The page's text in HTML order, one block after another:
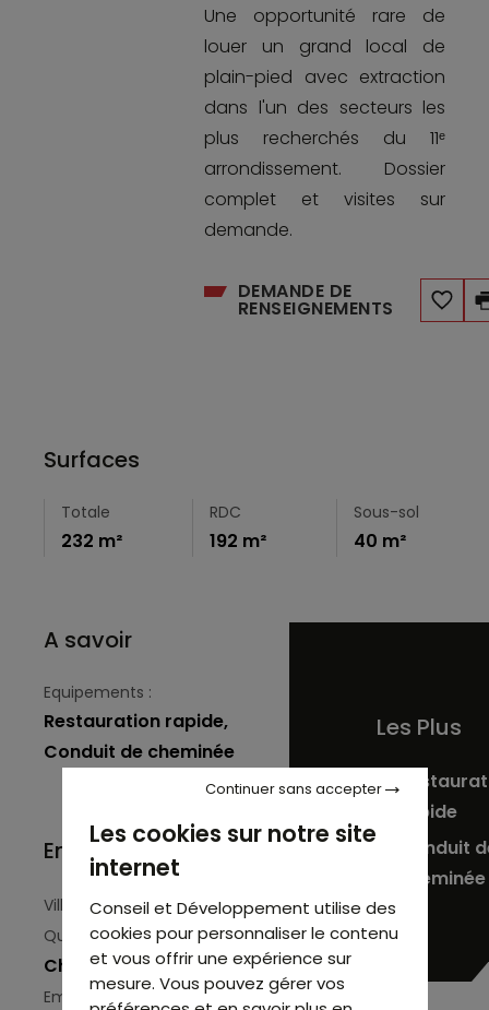
Une opportunité rare de
louer un grand local de
plain-pied avec extraction
dans l'un des secteurs les
plus recherchés du 11ᵉ
arrondissement. Dossier
complet et visites sur
demande.
DEMANDE DE
RENSEIGNEMENTS
Surfaces
Totale
232 m²
RDC
192 m²
Sous-sol
40 m²
Les Plus
rapide
Conduit
cheminée
A savoir
Equipements :
Restauration rapide,
Conduit de cheminée
Environnement
Ville : Paris (75011)
Quartier :Bastille /
Charonne
Emplacement :numéro
Les cookies sur notre site
internet
Conseil et Développement utilise des
cookies pour personnaliser le contenu
et vous offrir une expérience sur
mesure. Vous pouvez gérer vos
Continuer sans accepter